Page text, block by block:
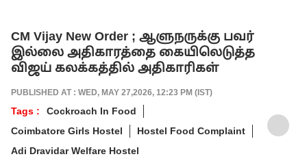
CM Vijay New Order ; ஆளுநருக்கு பவர்
இல்லை அதிகாரத்தை கையிலெடுத்த
விஜய் கலக்கத்தில் அதிகாரிகள்
PUBLISHED AT : WED, MAY 27,2026, 12:23 PM (IST)
Tags :
Cockroach In Food
Coimbatore Girls Hostel
Hostel Food Complaint
Adi Dravidar Welfare Hostel